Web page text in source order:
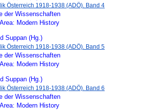
Österreich 1918-1938 (ADÖ). Band 4
der Wissenschaften
Modern History
Suppan (Hg.)
Österreich 1918-1938 (ADÖ). Band 5
der Wissenschaften
Modern History
Suppan (Hg.)
Österreich 1918-1938 (ADÖ). Band 6
der Wissenschaften
Modern History